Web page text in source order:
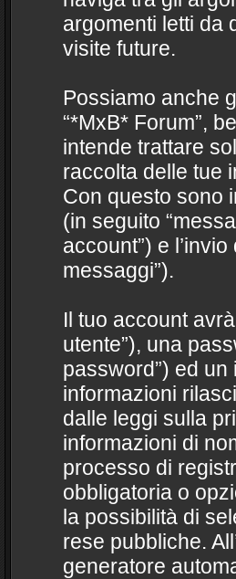
argomenti letti da
visite future.
Possiamo anche
“*MxB* Forum”,
intende trattare
raccolta delle tue
Con questo sono
(in seguito
account”) e
messaggi”).
Il tuo account
utente”), una
password”) ed un
informazioni
dalle leggi sulla
informazioni di
processo di
obbligatoria o
la possibilità di
rese pubbliche.
generatore